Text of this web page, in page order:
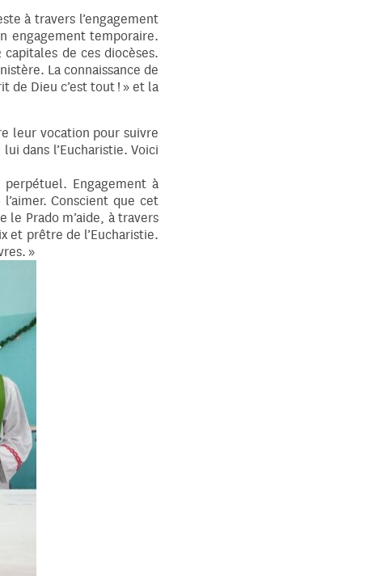
à travers l’engagement
engagement temporaire.
de ces diocèses.
La connaissance de
de Dieu c’est tout ! » et la
leur vocation pour suivre
dans l’Eucharistie. Voici
Engagement à
Conscient que cet
le Prado m’aide, à travers
et prêtre de l’Eucharistie.
»